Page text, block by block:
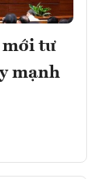
tư
mạnh